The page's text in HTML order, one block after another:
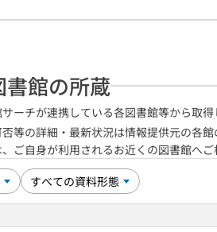
書館の所蔵
ーチが連携している各図書館等から取得
等の詳細・最新状況は情報提供元の各
ご自身が利用されるお近くの図書館へ